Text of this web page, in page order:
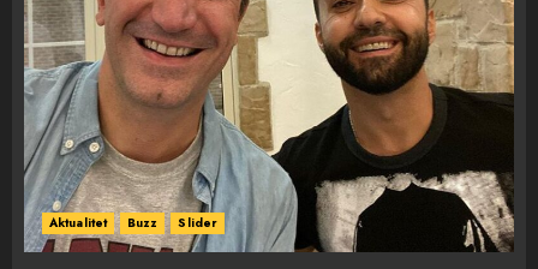
Aktualitet Buzz Slider